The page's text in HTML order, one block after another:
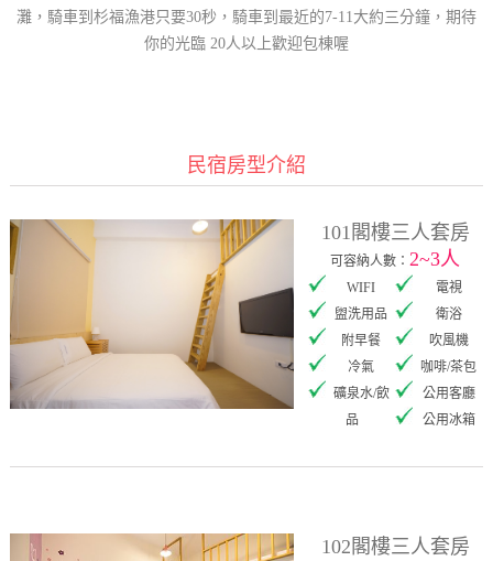
灘，騎車到杉福漁港只要30秒，騎車到最近的7-11大約三分鐘，期待
你的光臨 20人以上歡迎包棟喔
民宿房型介紹
101閣樓三人套房
可容納人數：2~3人
WIFI
電視
盥洗用品
衛浴
附早餐
吹風機
冷氣
咖啡/茶包
礦泉水/飲
品
公用客廳
公用冰箱
102閣樓三人套房